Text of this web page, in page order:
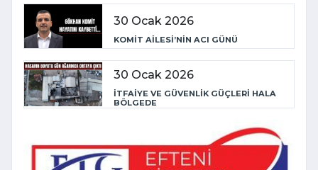
30 Ocak 2026
KOMİT AİLESİ’NİN ACI GÜNÜ
30 Ocak 2026
İTFAİYE VE GÜVENLİK GÜÇLERİ HALA
BÖLGEDE